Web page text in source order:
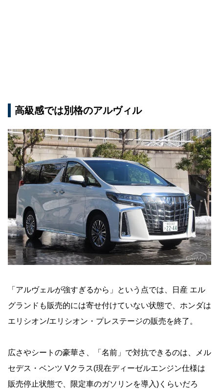
高級感では別格のアルヴィル
「アルヴェルが強すぎるから」という点では、日産 エル
グランドも販売的には寄せ付けていない状態で、ホンダは
エリシオン/エリシオン・プレステージの販売を終了。
広さやシートの豪華さ、「名前」で対抗できるのは、メル
セデス・ベンツ Vクラス(現在ディーゼルエンジン仕様は
販売停止状態で、限定車のガソリンを導入)くらいだろ